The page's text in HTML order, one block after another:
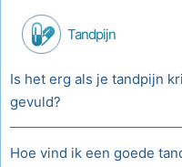
Tandpijn
Is het erg als je tandpijn
gevuld?
Hoe vind ik een goede